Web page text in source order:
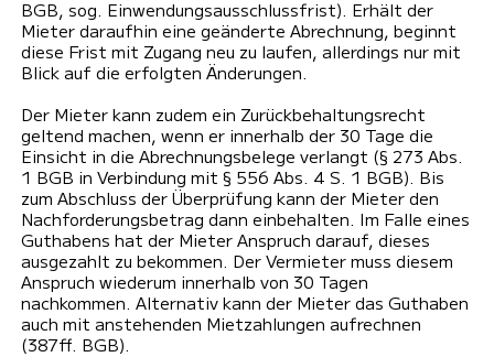
BGB, sog. Einwendungsausschlussfrist). Erhält der
Mieter daraufhin eine geänderte Abrechnung, beginnt
diese Frist mit Zugang neu zu laufen, allerdings nur mit
Blick auf die erfolgten Änderungen.
Der Mieter kann zudem ein Zurückbehaltungsrecht
geltend machen, wenn er innerhalb der 30 Tage die
Einsicht in die Abrechnungsbelege verlangt (§ 273 Abs.
1 BGB in Verbindung mit § 556 Abs. 4 S. 1 BGB). Bis
zum Abschluss der Überprüfung kann der Mieter den
Nachforderungsbetrag dann einbehalten. Im Falle eines
Guthabens hat der Mieter Anspruch darauf, dieses
ausgezahlt zu bekommen. Der Vermieter muss diesem
Anspruch wiederum innerhalb von 30 Tagen
nachkommen. Alternativ kann der Mieter das Guthaben
auch mit anstehenden Mietzahlungen aufrechnen
(387ff. BGB).